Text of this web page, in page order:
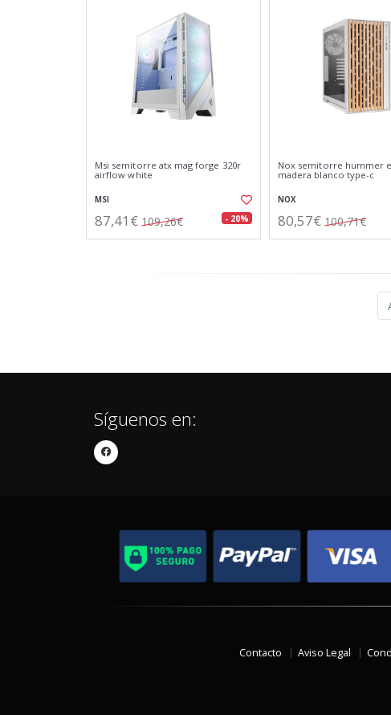
Msi semitorre atx mag forge 320r
airflow white
MSI
87,41€ 109,26€ - 20%
Nox semitorre hummer
madera blanco type-c
NOX
80,57€ 100,71€
Síguenos en:
Contacto Aviso Legal